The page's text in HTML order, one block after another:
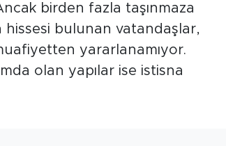
birden fazla taşınmaza
bulunan vatandaşlar,
yararlanamıyor.
olan yapılar ise istisna